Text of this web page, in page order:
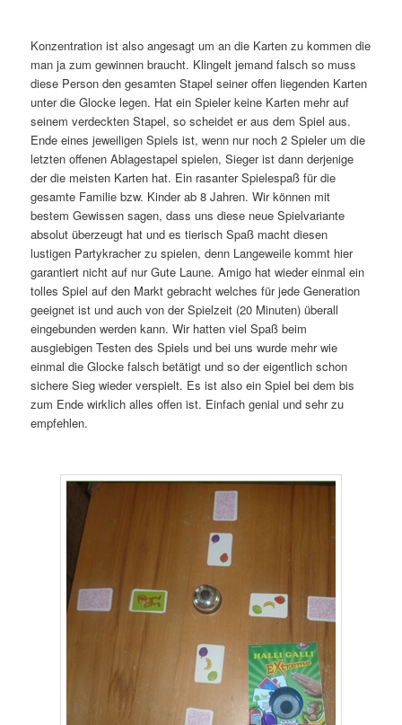
Konzentration ist also angesagt um an die Karten zu kommen die
man ja zum gewinnen braucht. Klingelt jemand falsch so muss
diese Person den gesamten Stapel seiner offen liegenden Karten
unter die Glocke legen. Hat ein Spieler keine Karten mehr auf
seinem verdeckten Stapel, so scheidet er aus dem Spiel aus.
Ende eines jeweiligen Spiels ist, wenn nur noch 2 Spieler um die
letzten offenen Ablagestapel spielen, Sieger ist dann derjenige
der die meisten Karten hat. Ein rasanter Spielespaß für die
gesamte Familie bzw. Kinder ab 8 Jahren. Wir können mit
bestem Gewissen sagen, dass uns diese neue Spielvariante
absolut überzeugt hat und es tierisch Spaß macht diesen
lustigen Partykracher zu spielen, denn Langeweile kommt hier
garantiert nicht auf nur Gute Laune. Amigo hat wieder einmal ein
tolles Spiel auf den Markt gebracht welches für jede Generation
geeignet ist und auch von der Spielzeit (20 Minuten) überall
eingebunden werden kann. Wir hatten viel Spaß beim
ausgiebigen Testen des Spiels und bei uns wurde mehr wie
einmal die Glocke falsch betätigt und so der eigentlich schon
sichere Sieg wieder verspielt. Es ist also ein Spiel bei dem bis
zum Ende wirklich alles offen ist. Einfach genial und sehr zu
empfehlen.